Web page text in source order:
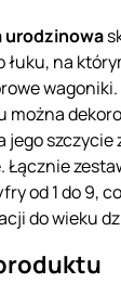
urodzinowa
na
można
jego szczycie
od 1 do 9,
do wieku